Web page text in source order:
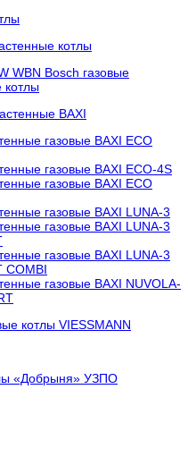
котлы
WBN Bosch газовые
котлы
BAXI
газовые BAXI ECO
газовые BAXI ECO-4S
газовые BAXI ECO
газовые BAXI LUNA-3
газовые BAXI LUNA-3
газовые BAXI LUNA-3
COMBI
газовые BAXI NUVOLA-
котлы VIESSMANN
«Добрыня» УЗПО